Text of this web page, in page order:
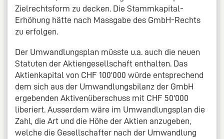
Zielrechtsform zu decken. Die Stammkapital-
Erhöhung hätte nach Massgabe des GmbH-Rechts
zu erfolgen.
Der Umwandlungsplan müsste u.a. auch die neuen
Statuten der Aktiengesellschaft enthalten. Das
Aktienkapital von CHF 100'000 würde entsprechend
dem sich aus der Umwandlungsbilanz der GmbH
ergebenden Aktivenüberschuss mit CHF 50'000
liberiert. Ausserdem wäre im Umwandlungsplan die
Zahl, die Art und die Höhe der Aktien anzugeben,
welche die Gesellschafter nach der Umwandlung